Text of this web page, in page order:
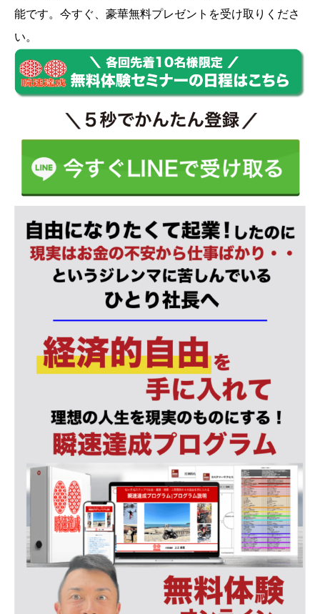
能です。今すぐ、豪華無料プレゼントを受け取りくださ
い。